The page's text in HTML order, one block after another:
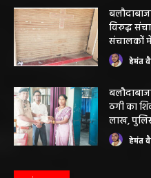
विरुद्ध
संचालकों
हेमंत
ठगी का
लाख,
हेमंत